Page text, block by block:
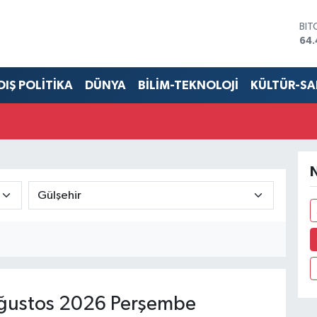
DIŞ POLİTİKA DÜNYA BİLİM-TEKNOLOJİ KÜLTÜR-
2026 Perşembe